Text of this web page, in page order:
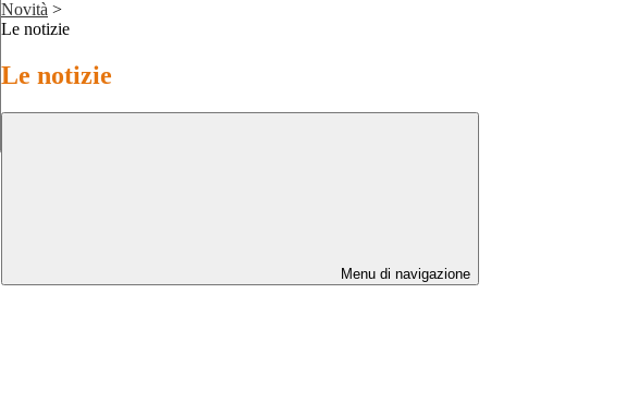
Novità >
Le notizie
Le notizie
Menu di navigazione